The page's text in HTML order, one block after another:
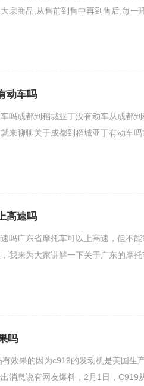
宗商品,从售前到售中再到售后,每一
动车吗
吗成都到稻城亚丁没有动车从成都
来聊聊关于成都到稻城亚丁有动车
高速吗
吗广东省摩托车可以上高速，但不
我来为大家讲解一下关于广东的摩
吗
效果的因为c919的发动机是美国生
消息说有网友爆料，2月1日，C919